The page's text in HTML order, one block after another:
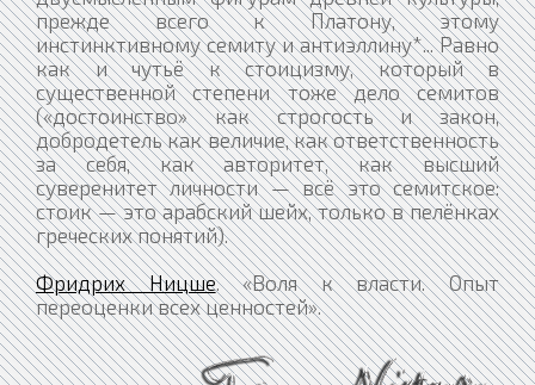
прежде всего к Платону, этому
инстинктивному семиту и антиэллину*... Равно
как и чутьё к стоицизму, который в
существенной степени тоже дело семитов
(«достоинство» как строгость и закон,
добродетель как величие, как ответственность
за себя, как авторитет, как высший
суверенитет личности — всё это семитское:
стоик — это арабский шейх, только в пелёнках
греческих понятий).
Фридрих Ницше. «Воля к власти. Опыт
переоценки всех ценностей».